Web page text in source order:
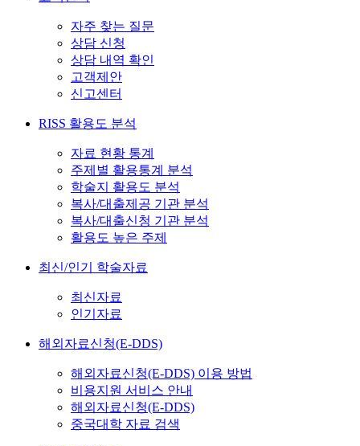
자주 찾는 질문
상담 신청
상담 내역 확인
고객제안
신고센터
RISS 활용도 분석
자료 현황 통계
주제별 활용통계 분석
학술지 활용도 분석
복사/대출제공 기관 분석
복사/대출신청 기관 분석
활용도 높은 주제
최신/인기 학술자료
최신자료
인기자료
해외자료신청(E-DDS)
해외자료신청(E-DDS) 이용 방법
비용지원 서비스 안내
해외자료신청(E-DDS)
중국대학 자료 검색